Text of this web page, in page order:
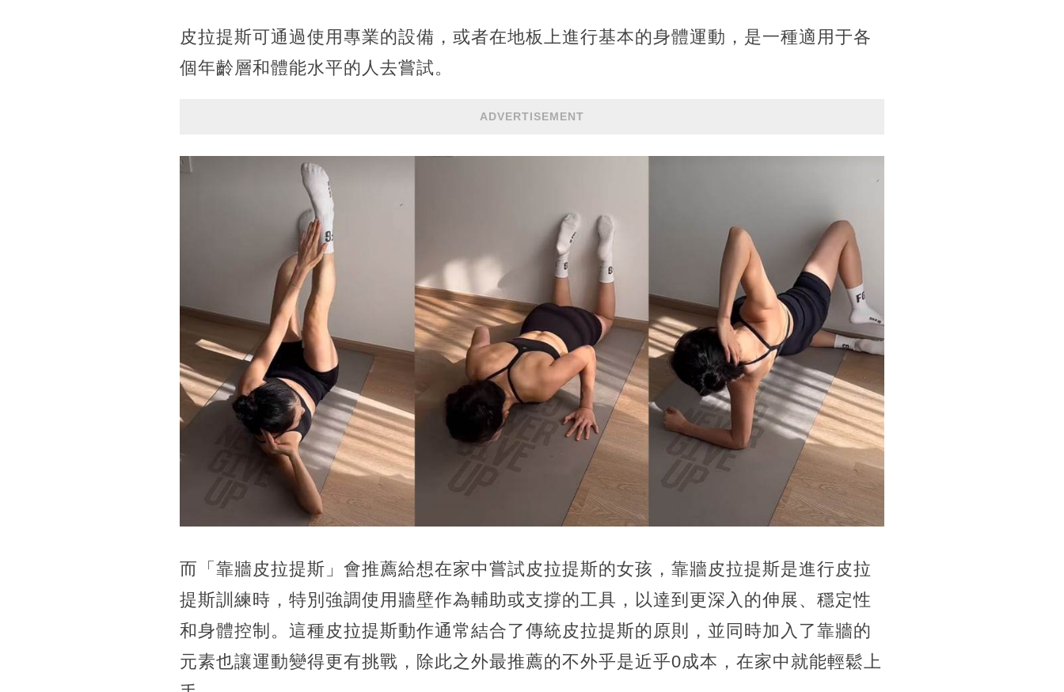
皮拉提斯可通過使用專業的設備，或者在地板上進行基本的身體運動，是一種適用于各
個年齡層和體能水平的人去嘗試。
ADVERTISEMENT
而「靠牆皮拉提斯」會推薦給想在家中嘗試皮拉提斯的女孩，靠牆皮拉提斯是進行皮拉
提斯訓練時，特別強調使用牆壁作為輔助或支撐的工具，以達到更深入的伸展、穩定性
和身體控制。這種皮拉提斯動作通常結合了傳統皮拉提斯的原則，並同時加入了靠牆的
元素也讓運動變得更有挑戰，除此之外最推薦的不外乎是近乎0成本，在家中就能輕鬆上